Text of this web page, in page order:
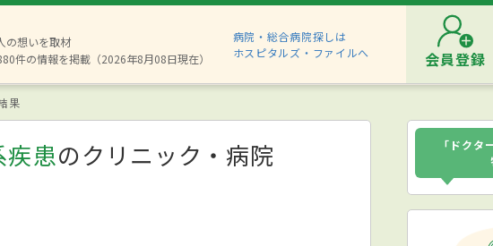
の想いを取材
件の情報を掲載（2026年8月08日現在）
病院・総合病院探しは
ホスピタルズ・ファイルへ
会員登録
果
患のクリニック・病院
「ドクタ